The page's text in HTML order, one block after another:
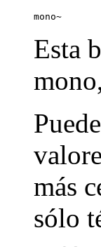
mono~
Esta
más
sólo